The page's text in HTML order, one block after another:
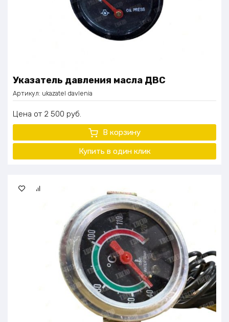
Указатель давления масла ДВС
Артикул: ukazatel davlenia
Цена 2 500 руб.
В корзину
Купить в один клик